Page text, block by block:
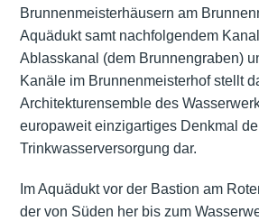
Brunnenmeisterhäusern am
Aquädukt samt nachfolgendem
Ablasskanal (dem Brunnengraben)
Kanäle im Brunnenmeisterhof stellt
Architekturensemble des
europaweit einzigartiges Denkmal
Trinkwasserversorgung dar.
Im Aquädukt vor der Bastion am
der von Süden her bis zum